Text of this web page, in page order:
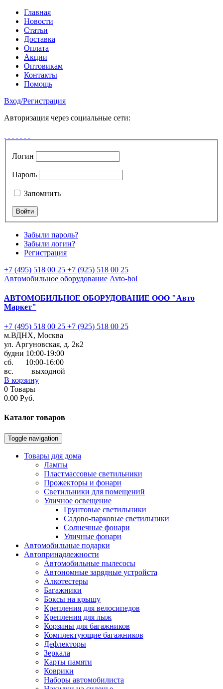
Главная
Новости
Статьи
Доставка
Оплата
Акции
Оптовикам
Контакты
Помощь
Вход/Регистрация
Авторизация через социальные сети:
Логин
Пароль
Запомнить
Забыли пароль?
Забыли логин?
Регистрация
+7 (495) 518 00 25 +7 (925) 518 00 25
Автомобильное оборудование Avto-hol
АВТОМОБИЛЬНОЕ ОБОРУДОВАНИЕ ООО "Авто
Маркет"
+7 (495) 518 00 25 +7 (925) 518 00 25
м.ВДНХ, Москва
ул. Аргуновская, д. 2к2
будни 10:00-19:00
cб. 10:00-16:00
вс. выходной
В корзину
0 Товары
0.00 Руб.
Каталог товаров
Toggle navigation
Товары для дома
Лампы
Пластмассовые светильники
Прожекторы и фонари
Светильники для помещений
Уличное освещение
Грунтовые светильники
Садово-парковые светильники
Солнечные фонари
Уличные фонари
Автомобильные подарки
Автопринадлежности
Автомобильные пылесосы
Автономные зарядные устройста
Алкотестеры
Багажники
Боксы на крышу
Крепления для велосипедов
Крепления для лыж
Корзины для багажников
Комплектующие багажников
Дефлекторы
Зеркала
Карты памяти
Коврики
Наборы автомобилиста